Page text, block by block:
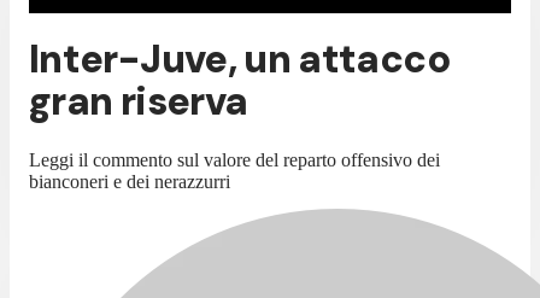
Inter-Juve, un attacco
gran riserva
Leggi il commento sul valore del reparto offensivo dei
bianconeri e dei nerazzurri